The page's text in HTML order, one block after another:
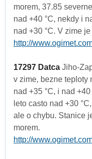
morem, 37.85
nad +40 °C, nekdy i
nad +30 °C. V zime
http://
17297 Datca Jiho-
v zime, bezne teploty
nad +35 °C, i nad
leto casto nad +30
ale o chybu. Stanice
morem.
http://